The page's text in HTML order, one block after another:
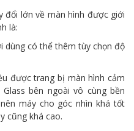
đổi lớn về màn hình được giới
là:
dùng có thể thêm tùy chọn độ
được trang bị màn hình cảm
bên ngoài vô cùng bền
máy cho góc nhìn khá tốt
cũng khá cao.